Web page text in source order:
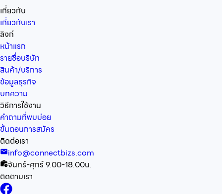
เกี่ยวกับ
เกี่ยวกับเรา
ลิงก์
หน้าแรก
รายชื่อบริษัท
สินค้า/บริการ
ข้อมูลธุรกิจ
บทความ
วิธีการใช้งาน
คำถามที่พบบ่อย
ขั้นตอนการสมัคร
ติดต่อเรา
info@connectbizs.com
จันทร์-ศุกร์ 9.00-18.00น.
ติดตามเรา